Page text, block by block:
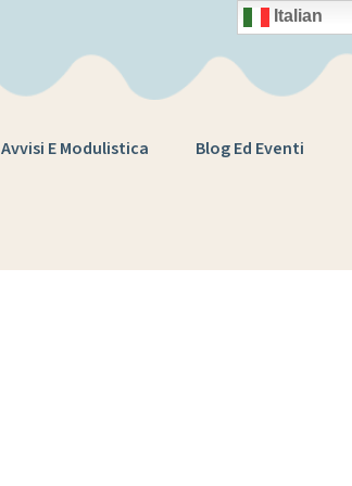
Avvisi E Modulistica Blog Ed Eventi
Italian